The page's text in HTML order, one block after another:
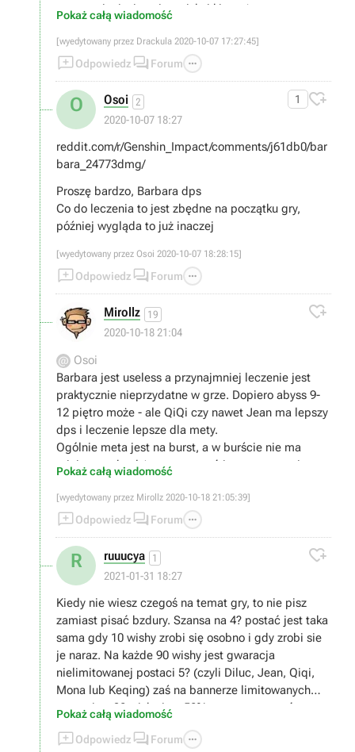
promocyjnej wiec nie wciskaj kitow ;)
Pokaż całą wiadomość
[wyedytowany przez Drackula 2020-10-07 17:27:45]
Odpowiedz  Forum 
O Osoi 2
2020-10-07 18:27
1 
reddit.com/r/Genshin_Impact/comments/j61db0/bar
bara_24773dmg/
Proszę bardzo, Barbara dps
Co do leczenia to jest zbędne na początku gry,
później wygląda to już inaczej
[wyedytowany przez Osoi 2020-10-07 18:28:15]
Odpowiedz  Forum 
Mirollz 19
2020-10-18 21:04

Osoi
Barbara jest useless a przynajmniej leczenie jest
praktycznie nieprzydatne w grze. Dopiero abyss 9-
12 piętro może - ale QiQi czy nawet Jean ma lepszy
dps i leczenie lepsze dla mety.
Ogólnie meta jest na burst, a w burście nie ma
miejsca na heal (sporo wyzwań jest na czas, nie na
jest na tyle łatwe, ze heal jest po prostu zbędny
przez większość czasu.
To że na filmiku ktoś robi duży dps na ognistej elitce
to nic nie znaczy :).
Pokaż całą wiadomość
[wyedytowany przez Mirollz 2020-10-18 21:05:39]
Odpowiedz  Forum 
R ruuucya 1
2021-01-31 18:27

Kiedy nie wiesz czegoś na temat gry, to nie pisz
zamiast pisać bzdury. Szansa na 4? postać jest taka
sama gdy 10 wishy zrobi się osobno i gdy zrobi sie
je naraz. Na każde 90 wishy jest gwaracja
nielimitowanej postaci 5? (czyli Diluc, Jean, Qiqi,
Mona lub Keqing) zaś na bannerze limitowanych
postaci za 90 wishy jest 50% szans na postać
limitowaną i 50% na jedną z nielimitowanych. Na
180 wishy na bannerze limitowanym jest 100%
Pokaż całą wiadomość
Odpowiedz  Forum 